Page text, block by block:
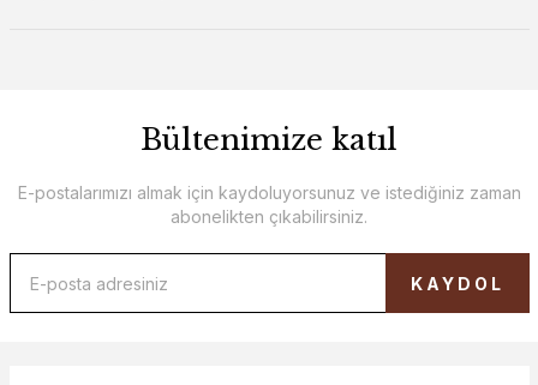
Bültenimize katıl
E-postalarımızı almak için kaydoluyorsunuz ve istediğiniz zaman
abonelikten çıkabilirsiniz.
KAYDOL